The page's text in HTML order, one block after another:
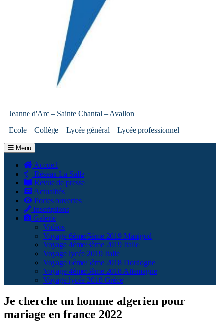
Jeanne d'Arc – Sainte Chantal – Avallon
Ecole – Collège – Lycée général – Lycée professionnel
Menu
Accueil
Réseau La Salle
Revue de presse
Actualités
Portes ouvertes
Inscriptions
Galerie
Vidéos
Voyage 6ème/5ème 2019 Manigod
Voyage 4ème/3ème 2019 Italie
Voyage lycée 2019 Italie
Voyage 6ème/5ème 2018 Dordogne
Voyage 4ème/3ème 2018 Allemagne
Voyage lycée 2018 Grèce
Je cherche un homme algerien pour
mariage en france 2022